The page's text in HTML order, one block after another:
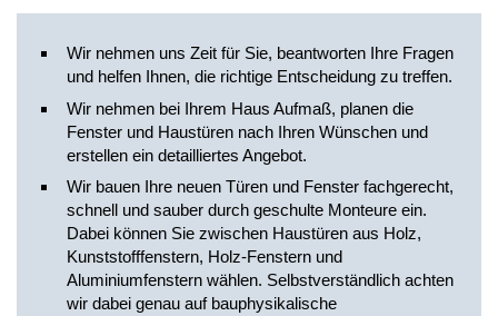
Wir nehmen uns Zeit für Sie, beantworten Ihre Fragen
und helfen Ihnen, die richtige Entscheidung zu treffen.
Wir nehmen bei Ihrem Haus Aufmaß, planen die
Fenster und Haustüren nach Ihren Wünschen und
erstellen ein detailliertes Angebot.
Wir bauen Ihre neuen Türen und Fenster fachgerecht,
schnell und sauber durch geschulte Monteure ein.
Dabei können Sie zwischen Haustüren aus Holz,
Kunststofffenstern, Holz-Fenstern und
Aluminiumfenstern wählen. Selbstverständlich achten
wir dabei genau auf bauphysikalische